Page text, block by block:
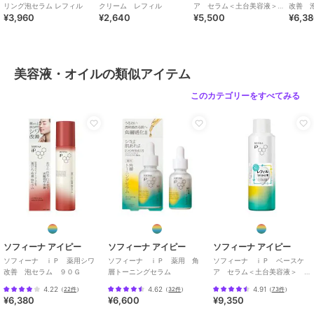
リング泡セラム レフィル
¥3,960
クリーム レフィル
¥2,640
ア セラム＜土台美容液＞
９０Ｇ
¥5,500
改善
美容液・オイルの類似アイテム
このカテゴリーをすべてみる
ソフィーナ アイピー
ソフィーナ ｉＰ 薬用シワ
改善 泡セラム ９０Ｇ
4.22 （22件）
¥6,380
ソフィーナ アイピー
ソフィーナ ｉＰ 薬用 角
層トーニングセラム
4.62 （32件）
¥6,600
ソフィーナ アイピー
ソフィーナ ｉＰ ベースケ
ア セラム＜土台美容液＞
4.91 （73件）
¥9,350